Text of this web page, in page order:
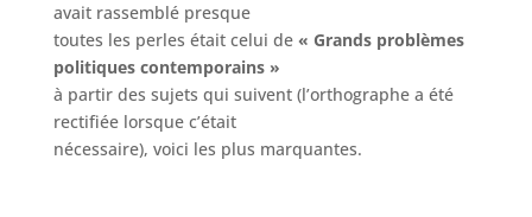
avait rassemblé presque
toutes les perles était celui de « Grands problèmes
politiques contemporains »
à partir des sujets qui suivent (l’orthographe a été
rectifiée lorsque c’était
nécessaire), voici les plus marquantes.